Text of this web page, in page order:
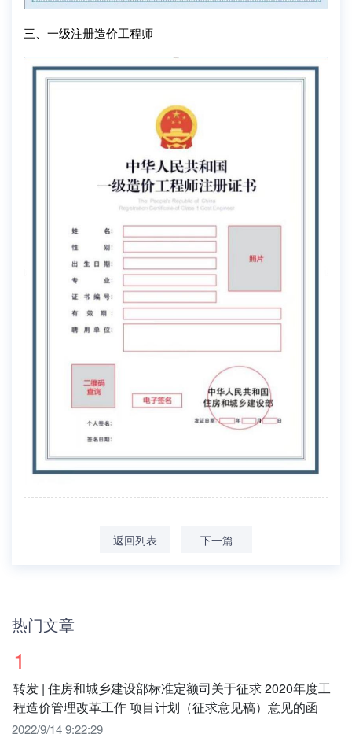
三、一级注册造价工程师
返回列表 下一篇
热门文章
1
转发 | 住房和城乡建设部标准定额司关于征求 2020年度工
程造价管理改革工作 项目计划（征求意见稿）意见的函
2022/9/14 9:22:29